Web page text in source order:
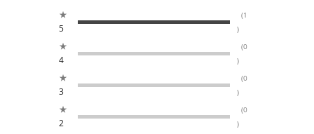
★
5
(1
)
★
4
(0
)
★
3
(0
)
★
2
(0
)